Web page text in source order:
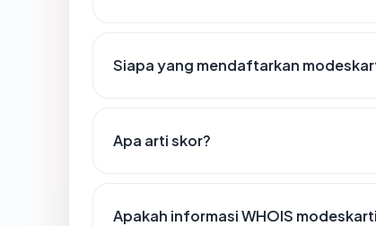
Siapa yang mendaftarkan
Apa arti skor?
Apakah informasi WHOIS